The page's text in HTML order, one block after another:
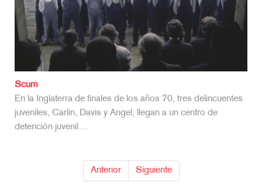
Acció Santos
El filme se divide en dos segmentos. El primero, formado